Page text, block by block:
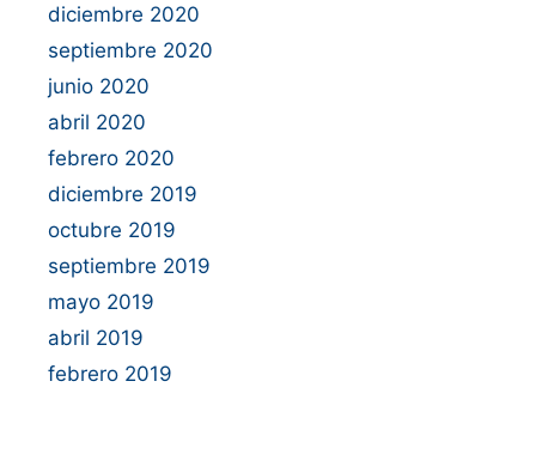
diciembre 2020
septiembre 2020
junio 2020
abril 2020
febrero 2020
diciembre 2019
octubre 2019
septiembre 2019
mayo 2019
abril 2019
febrero 2019